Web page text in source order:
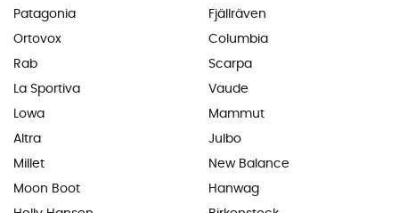
Patagonia
Ortovox
Rab
La Sportiva
Lowa
Altra
Millet
Moon Boot
Fjällräven
Columbia
Scarpa
Vaude
Mammut
Julbo
New Balance
Hanwag